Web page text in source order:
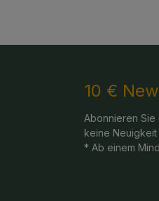
10 €
Abonnieren
keine
* Ab einem